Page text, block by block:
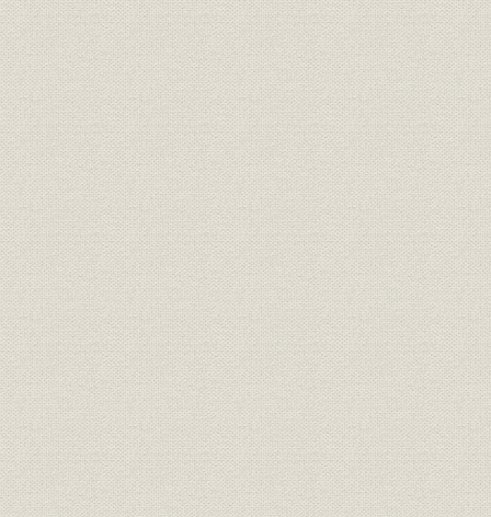
事業所;経営
三井物産会社本支店将来営業科
目
明治二四年
経営 三井鉱山会社創立趣意書 明治二四年
経営 三井鉱山合資会社創立手続 明治二五年
定款 有限責任三井鉱山合資会社定款 明治二五
財務・業績
三井鉱山合資会社 明治廿五年下
季営業報告
明治二六
組織 明治二四年 三越呉服店改革書類 明治二四年
組織 三越呉服店改正手続 明治廿五
経営 三越呉服店宛 大元方ヨリ達書 明治二六
組織
三井各商店ヲ合名会社ノ組織ニ
スル事
明治二六